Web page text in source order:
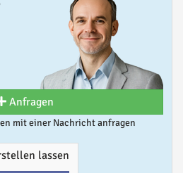
Anfragen
mit einer Nachricht anfragen
lassen